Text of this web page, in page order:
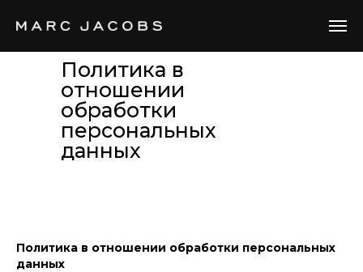
Политика в
отношении
обработки
персональных
данных
Политика в отношении обработки персональных
данных